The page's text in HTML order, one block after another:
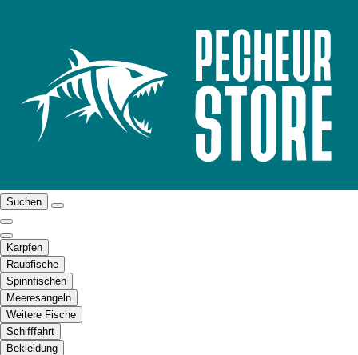
Suchen
Karpfen
Raubfische
Spinnfischen
Meeresangeln
Weitere Fische
Schifffahrt
Bekleidung